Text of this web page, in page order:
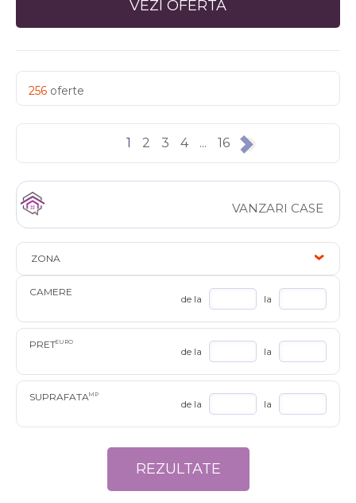
VANZARI CASE
ZONA
CAMERE
de la la
PRETEURO
de la la
SUPRAFATAMP
de la la
VEZI OFERTA
256 oferte
1 2 3 4 ... 16